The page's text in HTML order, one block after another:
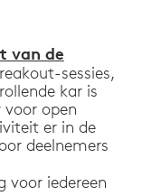
van de
sessies,
kar is
open
er in de
deelnemers
voor iedereen